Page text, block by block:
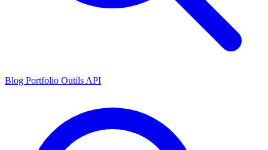
Blog Portfolio Outils API